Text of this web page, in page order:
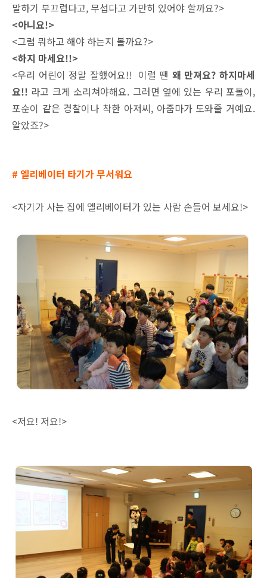
말하기 부끄럽다고, 무섭다고 가만히 있어야 할까요?>
<아니요!>
<그럼 뭐하고 해야 하는지 볼까요?>
<하지 마세요!!>
<우리 어린이 정말 잘했어요!! 이럴 땐 왜 만져요? 하지마세
요!! 라고 크게 소리쳐야해요. 그러면 옆에 있는 우리 포돌이,
포순이 같은 경찰이나 착한 아저씨, 아줌마가 도와줄 거예요.
알았죠?>
# 엘리베이터 타기가 무서워요
<자기가 사는 집에 엘리베이터가 있는 사람 손들어 보세요!>
<저요! 저요!>